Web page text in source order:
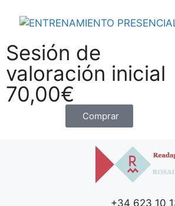
Sesión de
valoración inicial
70,00€
Comprar
+34 623 10